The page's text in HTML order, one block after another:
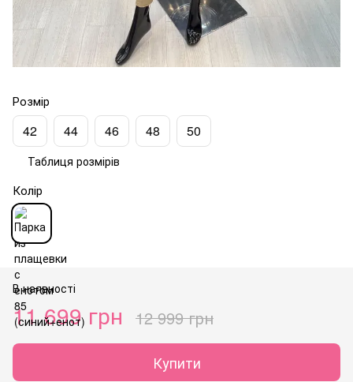
Розмір
42 44 46 48 50
Таблиця розмірів
Колір
В наявності
11 699 грн 12 999 грн
Купити